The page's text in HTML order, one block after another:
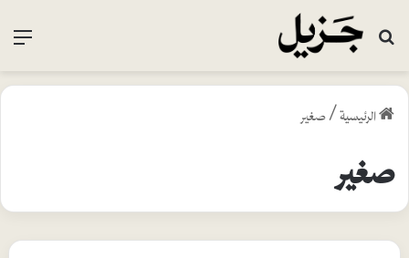
بحث عن
الرئيسية/صغير
صغير